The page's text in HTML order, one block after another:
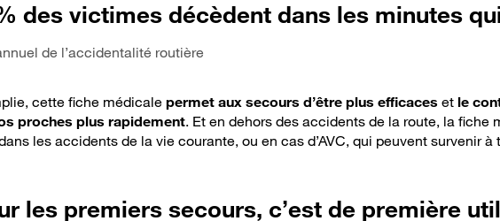
des victimes décèdent dans les minutes
de l’accidentalité routière
cette fiche médicale permet aux secours d’être plus efficaces et le
proches plus rapidement. Et en dehors des accidents de la route, la fiche
les accidents de la vie courante, ou en cas d’AVC, qui peuvent survenir à
les premiers secours, c’est de première